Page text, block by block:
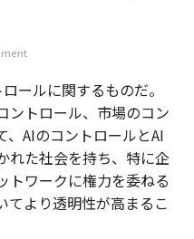
ールに関するものだ。
ントロール、市場のコン
、AIのコントロールとAI
れた社会を持ち、特に企
トワークに権力を委ねる
てより透明性が高まるこ